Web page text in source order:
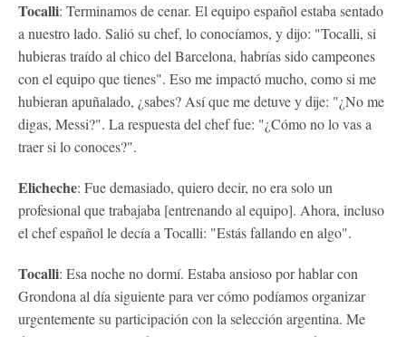
Tocalli: Terminamos de cenar. El equipo español estaba sentado
a nuestro lado. Salió su chef, lo conocíamos, y dijo: "Tocalli, si
hubieras traído al chico del Barcelona, ​​habrías sido campeones
con el equipo que tienes". Eso me impactó mucho, como si me
hubieran apuñalado, ¿sabes? Así que me detuve y dije: "¿No me
digas, Messi?". La respuesta del chef fue: "¿Cómo no lo vas a
traer si lo conoces?".
Elicheche: Fue demasiado, quiero decir, no era solo un
profesional que trabajaba [entrenando al equipo]. Ahora, incluso
el chef español le decía a Tocalli: "Estás fallando en algo".
Tocalli: Esa noche no dormí. Estaba ansioso por hablar con
Grondona al día siguiente para ver cómo podíamos organizar
urgentemente su participación con la selección argentina. Me